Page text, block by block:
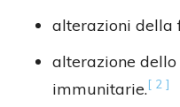
alterazioni della
alterazione dello
immunitarie.[ 2 ]